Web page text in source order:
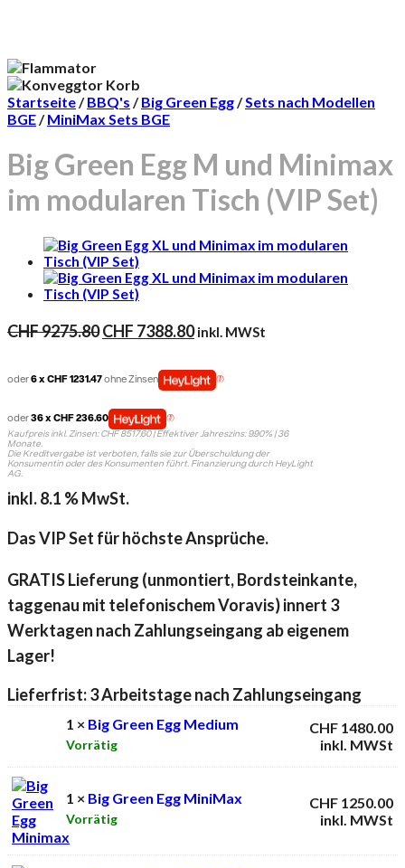
Startseite/ BBQ's / Big Green Egg/Sets nach Modellen
BGE/ MiniMax Sets BGE
Big Green Egg M und Minimax
im modularen Tisch (VIP Set)
CHF9275.80Ursprünglicher
war:
CHF 9275.80
CHF 7388.80Aktueller
ist:
inkl. MWSt
oder6 x CHF 1231.47ohne Zinsen
oder36 x CHF 236.60
Kaufpreis inkl. Zinsen: CHF 8517.60 | Effektiver Jahreszins: 9.90% | 36
Monate.
Die Kreditvergabe ist verboten, falls sie zur Überschuldung der
Konsumentin oder des Konsumenten führt. Finanzierung durch HeyLight
AG.
inkl. 8.1 % MwSt.
Das VIP Set für höchste Ansprüche.
GRATIS Lieferung (unmontiert, Bordsteinkante,
taggenau mit telefonischem Voravis) innert 3
Werktagen nach Zahlungseingang ab eigenem
Lager!
Lieferfrist: 3 Arbeitstage nach Zahlungseingang
1 × Big Green Egg Medium
Vorrätig
CHF 1480.00
inkl. MWSt
1 × Big Green Egg MiniMax
Vorrätig
CHF 1250.00
inkl. MWSt